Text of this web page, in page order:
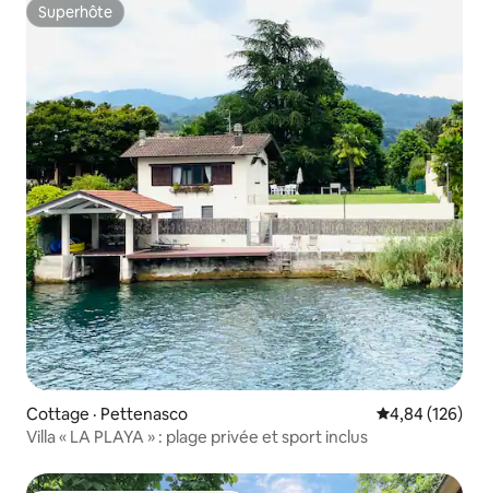
Superhôte
Superhôte
Cottage · Pettenasco Note
4,84 (126)
Villa « LA PLAYA » : plage privée et sport inclus